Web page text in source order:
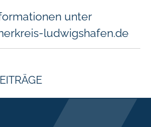
unter
ludwigshafen.de